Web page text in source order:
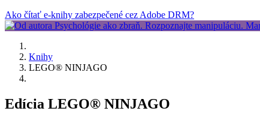
Ako čítať e-knihy zabezpečené cez Adobe DRM?
Knihy
LEGO® NINJAGO
Edícia LEGO® NINJAGO